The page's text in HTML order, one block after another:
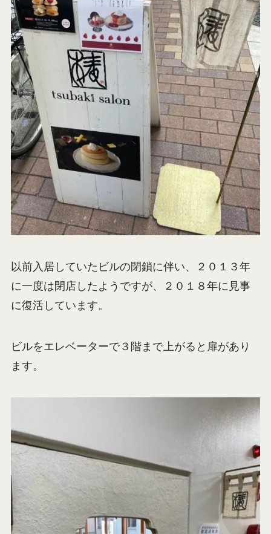
以前入居していたビルの閉鎖に伴い、２０１３年
に一度は閉店したようですが、２０１８年に見事
に復活しています。
ビルをエレベーターで３階まで上がると扉があり
ます。